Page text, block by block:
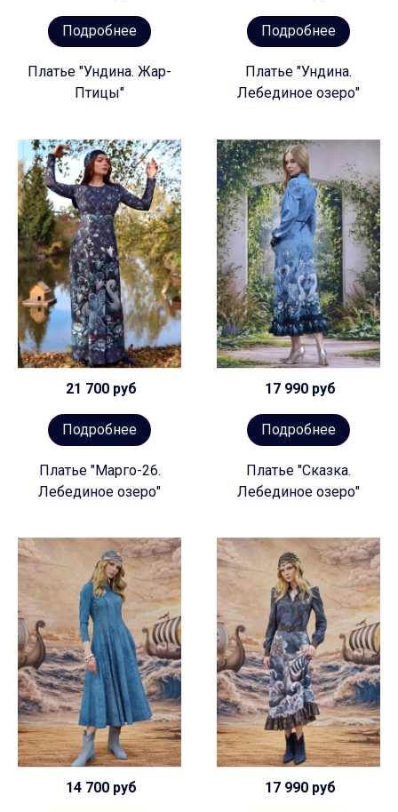
Подробнее
Платье "Ундина. Жар-
Птицы"
Подробнее
Платье "Ундина.
Лебединое озеро"
21 700 руб
Подробнее
Платье "Марго-26.
Лебединое озеро"
17 990 руб
Подробнее
Платье "Сказка.
Лебединое озеро"
14 700 руб 17 990 руб